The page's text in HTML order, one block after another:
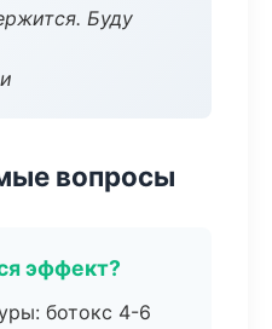
Буду
вопросы
эффект?
ботокс 4-6